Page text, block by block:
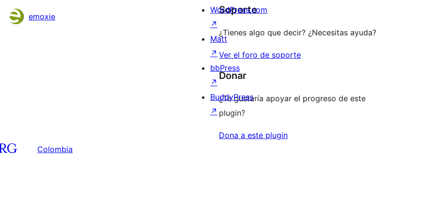
emoxie
estrellas
Soporte
¿Tienes algo que decir? ¿Necesitas ayuda?
Ver el foro de soporte
Donar
¿Te gustaría apoyar el progreso de este
plugin?
Dona a este plugin
WordPress.com
↗
Matt
↗
bbPress
↗
BuddyPress
↗
Colombia